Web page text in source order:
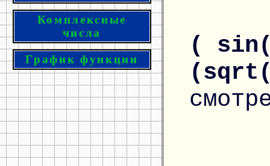
Комплексные
числа
График функции
(